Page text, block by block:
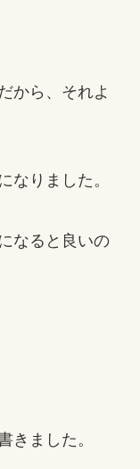
から、それよ
なりました。
なると良いの
きました。